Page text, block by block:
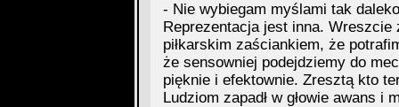
- Nie wybiegam myślami tak
Reprezentacja jest inna.
piłkarskim zaściankiem, że
że sensowniej podejdziemy do
pięknie i efektownie. Zresztą kto
Ludziom zapadł w głowie awans i